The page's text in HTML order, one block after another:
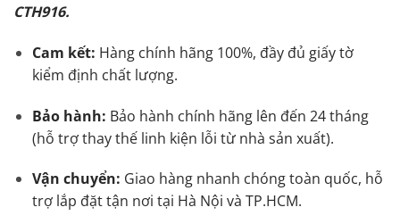
CTH916.
Cam kết: Hàng chính hãng 100%, đầy đủ giấy tờ
kiểm định chất lượng.
Bảo hành: Bảo hành chính hãng lên đến 24 tháng
(hỗ trợ thay thế linh kiện lỗi từ nhà sản xuất).
Vận chuyển: Giao hàng nhanh chóng toàn quốc, hỗ
trợ lắp đặt tận nơi tại Hà Nội và TP.HCM.